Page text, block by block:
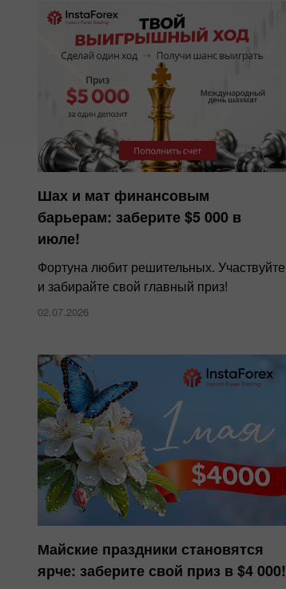
Шах и мат финансовым
барьерам: заберите $5 000 в
июле!
Фортуна любит решительных. Участвуйте
и забирайте свой главный приз!
02.07.2026
Майские праздники становятся
ярче: заберите свой приз в $4 000!